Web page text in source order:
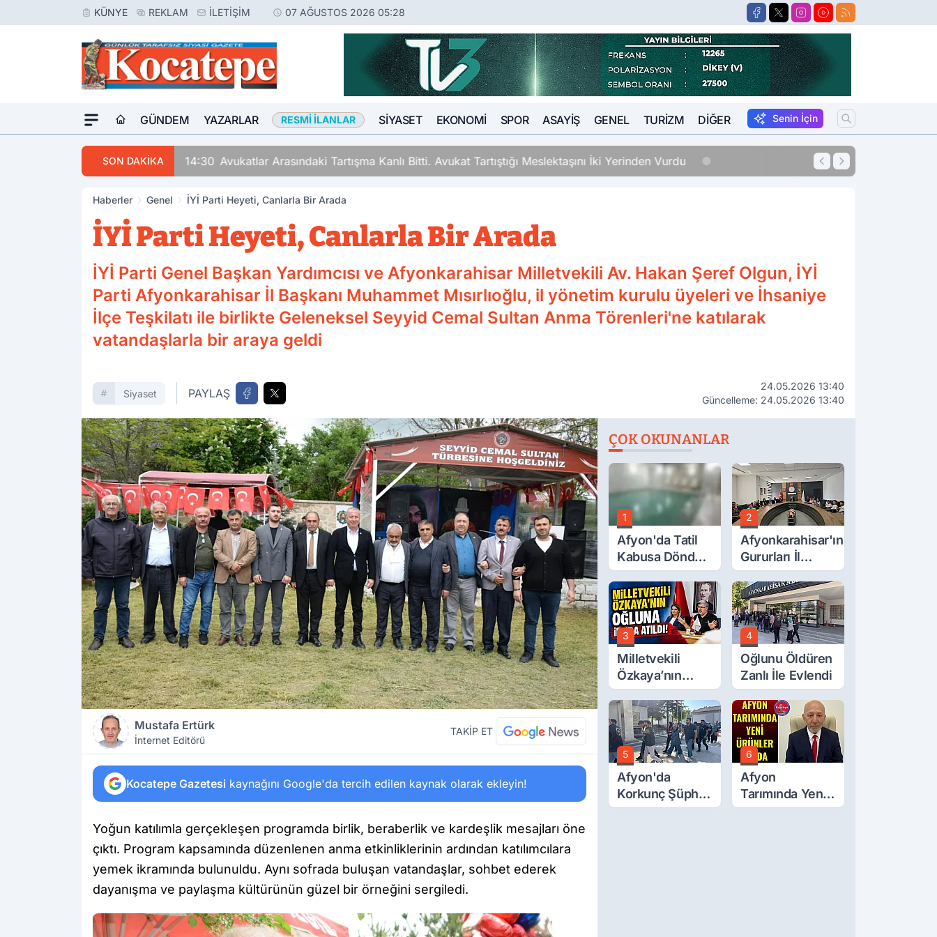
KÜNYE REKLAM İLETIŞIM 07 AĞUSTOS 2026 05:28
GÜNDEM YAZARLAR RESMI İLANLAR SIYASET EKONOMI SPOR ASAYIŞ GENEL TURIZM DIĞER Senin İçin
SON DAKİKA 14:30 Avukatlar Arasındaki Tartışma Kanlı Bitti. Avukat Tartıştığı Meslektaşını İki Yerinden Vurdu 12:33
Haberler Genel İYİ Parti Heyeti, Canlarla Bir Arada
İYİ Parti Heyeti, Canlarla Bir Arada
İYİ Parti Genel Başkan Yardımcısı ve Afyonkarahisar Milletvekili Av. Hakan Şeref Olgun, İYİ
Parti Afyonkarahisar İl Başkanı Muhammet Mısırlıoğlu, il yönetim kurulu üyeleri ve İhsaniye
İlçe Teşkilatı ile birlikte Geleneksel Seyyid Cemal Sultan Anma Törenleri'ne katılarak
vatandaşlarla bir araya geldi
Siyaset PAYLAŞ
24.05.2026 13:40
Güncelleme: 24.05.2026 13:40
Mustafa Ertürk
İnternet Editörü
TAKİP ET
Kocatepe Gazetesi kaynağını Google'da tercih edilen kaynak olarak ekleyin!
Yoğun katılımla gerçekleşen programda birlik, beraberlik ve kardeşlik mesajları öne
çıktı. Program kapsamında düzenlenen anma etkinliklerinin ardından katılımcılara
yemek ikramında bulunuldu. Aynı sofrada buluşan vatandaşlar, sohbet ederek
dayanışma ve paylaşma kültürünün güzel bir örneğini sergiledi.
ÇOK OKUNANLAR
1
Afyon'da Tatil
Kabusa Döndü,
Acı Son!
2
Afyonkarahisar'ın
Gururları İl
Müdürüyle
Buluştu
3
Milletvekili
Özkaya’nın
Oğluna İftira
Atıldı
4
Oğlunu Öldüren
Zanlı İle Evlendi
5
Afyon'da
Korkunç Şüphe!
Düştü Mü,
6
Afyon
Tarımında Yeni
Ürünler Yolda